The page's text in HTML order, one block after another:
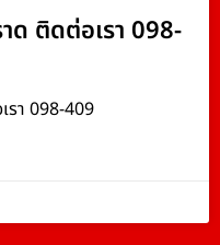
ด ติดต่อเรา 098-
รา 098-409